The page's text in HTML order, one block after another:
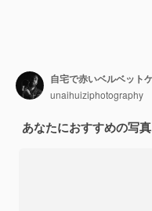
unaihuiziphotography
あなたにおすすめの写真